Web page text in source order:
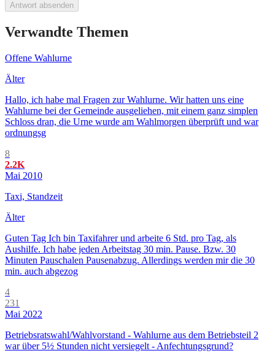
Antwort absenden
Verwandte Themen
Offene Wahlurne
Älter
Hallo, ich habe mal Fragen zur Wahlurne. Wir hatten uns eine
Wahlurne bei der Gemeinde ausgeliehen, mit einem ganz simplen
Schloss dran, die Urne wurde am Wahlmorgen überprüft und war
ordnungsg
8
2.2K
Mai 2010
Taxi, Standzeit
Älter
Guten Tag Ich bin Taxifahrer und arbeite 6 Std. pro Tag, als
Aushilfe. Ich habe jeden Arbeitstag 30 min. Pause. Bzw. 30
Minuten Pauschalen Pausenabzug. Allerdings werden mir die 30
min. auch abgezog
4
231
Mai 2022
Betriebsratswahl/Wahlvorstand - Wahlurne aus dem Betriebsteil 2
war über 5½ Stunden nicht versiegelt - Anfechtungsgrund?